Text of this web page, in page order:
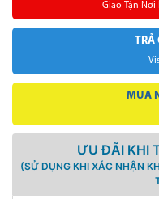
Giao Tận Nơi
TRẢ
MUA
ƯU ĐÃI KHI
(SỬ DỤNG KHI XÁC NHẬN